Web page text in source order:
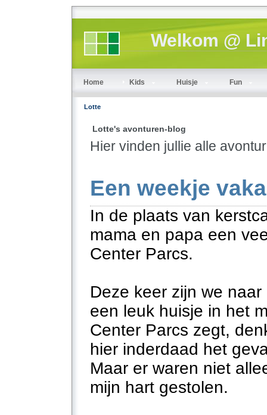
Welkom @
Home Kids Huisje Fun
Lotte
Lotte's avonturen-blog
Hier vinden jullie alle
Een weekje
In de plaats van
mama en papa een
Center Parcs.
Deze keer zijn we
een leuk huisje in het
Center Parcs zegt,
hier inderdaad het
Maar er waren niet
mijn hart gestolen.